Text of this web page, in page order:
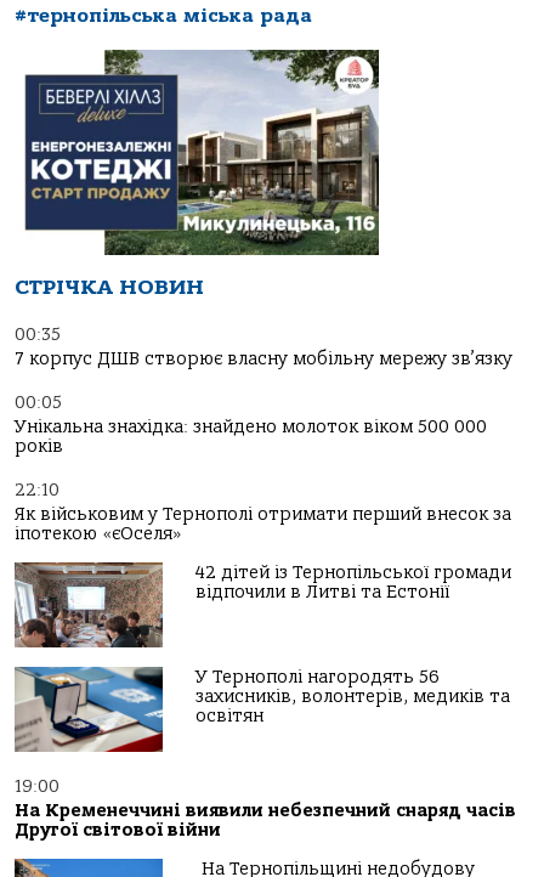
#тернопільська міська рада
СТРІЧКА НОВИН
00:35
7 корпус ДШВ створює власну мобільну мережу зв’язку
00:05
Унікальна знахідка: знайдено молоток віком 500 000
років
22:10
Як військовим у Тернополі отримати перший внесок за
іпотекою «єОселя»
42 дітей із Тернопільської громади
відпочили в Литві та Естонії
У Тернополі нагородять 56
захисників, волонтерів, медиків та
освітян
19:00
На Кременеччині виявили небезпечний снаряд часів
Другої світової війни
На Тернопільщині недобудову